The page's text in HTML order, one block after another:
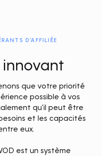
D'AFFILIÉE
innovant
que votre priorité
possible à vos
qu'il peut être
et les capacités
eux.
est un système